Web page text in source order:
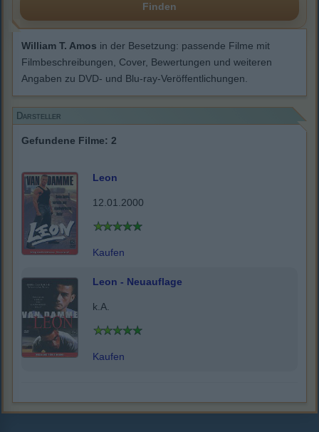
Finden
William T. Amos in der Besetzung: passende Filme mit
Filmbeschreibungen, Cover, Bewertungen und weiteren
Angaben zu DVD- und Blu-ray-Veröffentlichungen.
Darsteller
Gefundene Filme: 2
Leon
12.01.2000
Kaufen
Leon - Neuauflage
k.A.
Kaufen